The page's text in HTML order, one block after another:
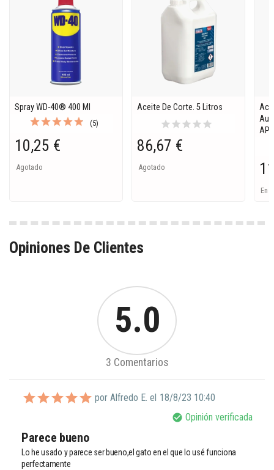
Spray WD-40® 400 Ml
(5)
10,25 €
Agotado
Aceite De Corte. 5 Litros
starstarstarstarstar
86,67 €
Agotado
API
En
Opiniones De Clientes
5.0
3 Comentarios
por Alfredo E. el 18/8/23 10:40
check_circle Opinión verificada
Parece bueno
Lo he usado y parece ser bueno,el gato en el que lo usé funciona
perfectamente